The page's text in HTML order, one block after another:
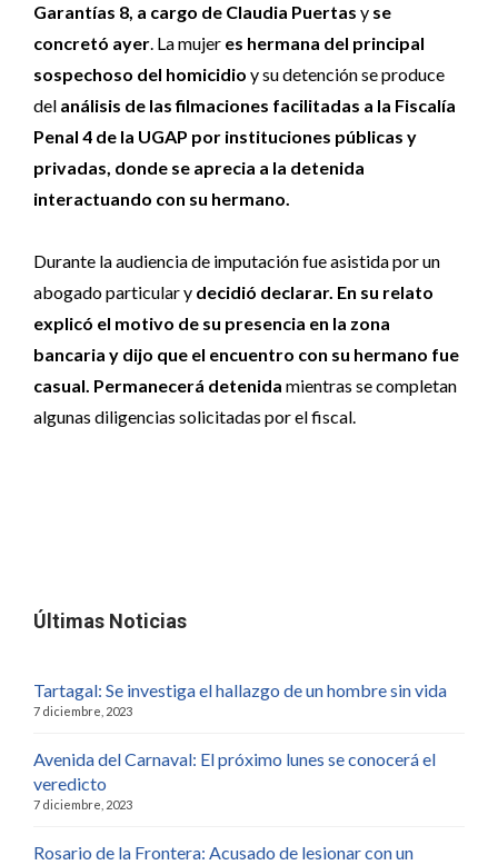
Garantías 8, a cargo de Claudia Puertas y se
concretó ayer. La mujer es hermana del principal
sospechoso del homicidio y su detención se produce
del análisis de las filmaciones facilitadas a la Fiscalía
Penal 4 de la UGAP por instituciones públicas y
privadas, donde se aprecia a la detenida
interactuando con su hermano.
Durante la audiencia de imputación fue asistida por un
abogado particular y decidió declarar. En su relato
explicó el motivo de su presencia en la zona
bancaria y dijo que el encuentro con su hermano fue
casual. Permanecerá detenida mientras se completan
algunas diligencias solicitadas por el fiscal.
Últimas Noticias
Tartagal: Se investiga el hallazgo de un hombre sin vida
7 diciembre, 2023
Avenida del Carnaval: El próximo lunes se conocerá el
veredicto
7 diciembre, 2023
Rosario de la Frontera: Acusado de lesionar con un